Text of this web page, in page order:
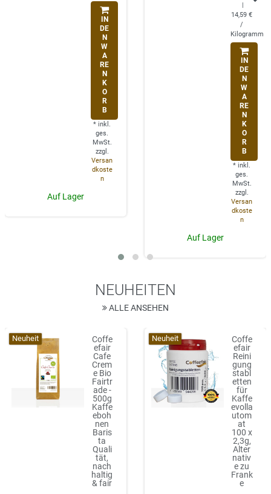
IN
DE
N
W
A
RE
N
K
O
R
B
* inkl.
ges.
MwSt.
zzgl.
Versan
dkoste
n
Auf Lager
|
14,59 €
/
Kilogramm
IN
DE
N
W
A
RE
N
K
O
R
B
* inkl.
ges.
MwSt.
zzgl.
Versan
dkoste
n
Auf Lager
NEUHEITEN
ALLE ANSEHEN
Neuheit
Coffe
efair
Cafe
Crem
e Bio
Fairtr
ade -
500g
Kaffe
eboh
nen
Baris
ta
Quali
tät,
nach
haltig
& fair
Neuheit
Coffe
efair
Reini
gung
stabl
etten
für
Kaffe
evolla
utom
at
100 x
2,3g,
Alter
nativ
e zu
Frank
e